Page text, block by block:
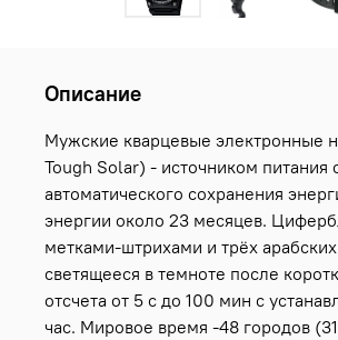
Описание
Мужские кварцевые электронные
Tough Solar) - источником питания
автоматического сохранения
энергии около 23 месяцев.
метками-штрихами и трёх
светящееся в темноте после
отсчета от 5 с до 100 мин с
час. Мировое время -48 городов